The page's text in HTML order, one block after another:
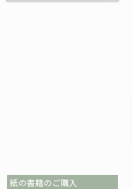
紙の書籍のご購入